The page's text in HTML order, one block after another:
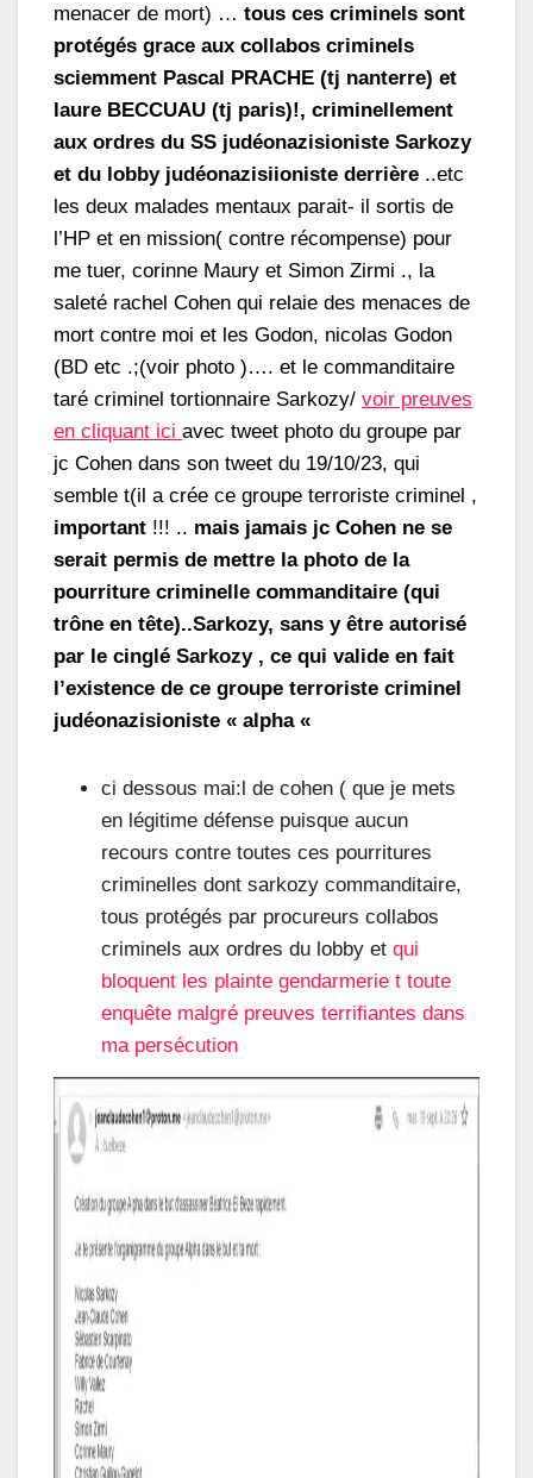
menacer de mort) … tous ces criminels sont
protégés grace aux collabos criminels
sciemment Pascal PRACHE (tj nanterre) et
laure BECCUAU (tj paris)!, criminellement
aux ordres du SS judéonazisioniste Sarkozy
et du lobby judéonazisiioniste derrière ..etc
les deux malades mentaux parait- il sortis de
l’HP et en mission( contre récompense) pour
me tuer, corinne Maury et Simon Zirmi ., la
saleté rachel Cohen qui relaie des menaces de
mort contre moi et les Godon, nicolas Godon
(BD etc .;(voir photo )…. et le commanditaire
taré criminel tortionnaire Sarkozy/ voir preuves
en cliquant ici avec tweet photo du groupe par
jc Cohen dans son tweet du 19/10/23, qui
semble t(il a crée ce groupe terroriste criminel ,
important !!! .. mais jamais jc Cohen ne se
serait permis de mettre la photo de la
pourriture criminelle commanditaire (qui
trône en tête)..Sarkozy, sans y être autorisé
par le cinglé Sarkozy , ce qui valide en fait
l’existence de ce groupe terroriste criminel
judéonazisioniste « alpha «
ci dessous mai:l de cohen ( que je mets
en légitime défense puisque aucun
recours contre toutes ces pourritures
criminelles dont sarkozy commanditaire,
tous protégés par procureurs collabos
criminels aux ordres du lobby et qui
bloquent les plainte gendarmerie t toute
enquête malgré preuves terrifiantes dans
ma persécution